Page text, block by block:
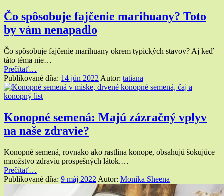
Čo
všetko
obsahuje
nadupaná
čarovná
rastlinka?”
Čo spôsobuje fajčenie marihuany? Toto
by vám nenapadlo
Čo spôsobuje fajčenie marihuany okrem typických stavov? Aj keď
táto téma nie…
Prečítať“Čo
spôsobuje
fajčenie
marihuany?
vám
nenapadlo”
…
Publikované dňa: 14 jún 2022 Autor: tatiana
Konopné semená: Majú zázračný vplyv
na naše zdravie?
Konopné semená, rovnako ako rastlina konope, obsahujú šokujúce
množstvo zdraviu prospešných látok.…
Prečítať“Konopné
semená:
…
Publikované dňa: 9 máj 2022 Autor: Monika Sheena